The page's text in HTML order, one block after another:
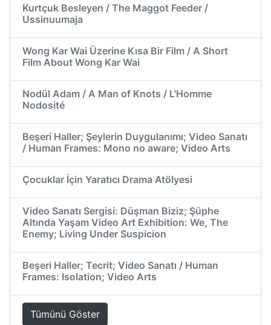
Kurtçuk Besleyen / The Maggot Feeder /
Ussinuumaja
Wong Kar Wai Üzerine Kısa Bir Film / A Short
Film About Wong Kar Wai
Nodül Adam / A Man of Knots / L'Homme
Nodosité
Beşeri Haller; Şeylerin Duygulanımı; Video Sanatı
/ Human Frames: Mono no aware; Video Arts
Çocuklar İçin Yaratıcı Drama Atölyesi
Video Sanatı Sergisi: Düşman Biziz; Şüphe
Altında Yaşam Video Art Exhibition: We, The
Enemy; Living Under Suspicion
Beşeri Haller; Tecrit; Video Sanatı / Human
Frames: Isolation; Video Arts
Tümünü Göster